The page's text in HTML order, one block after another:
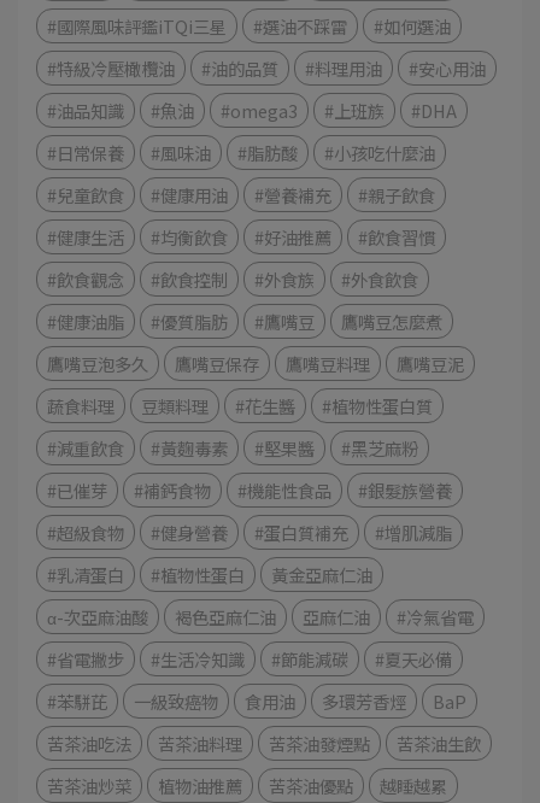
#國際風味評鑑iTQi三星
#選油不踩雷
#如何選油
#特級冷壓橄欖油
#油的品質 #料理用油
#安心用油
#油品知識
#魚油 #omega3 #上班族
#DHA
#日常保養
#風味油 #脂肪酸
#小孩吃什麼油
#兒童飲食
#健康用油 #營養補充
#親子飲食
#健康生活
#均衡飲食 #好油推薦
#飲食習慣
#飲食觀念
#飲食控制 #外食族
#外食飲食
#健康油脂
#優質脂肪 #鷹嘴豆
鷹嘴豆怎麼煮
鷹嘴豆泡多久
鷹嘴豆保存 鷹嘴豆料理
鷹嘴豆泥
蔬食料理
豆類料理 #花生醬
#植物性蛋白質
#減重飲食
#黃麴毒素 #堅果醬
#黑芝麻粉
#已催芽
#補鈣食物 #機能性食品
#銀髮族營養
#超級食物
#健身營養 #蛋白質補充
#增肌減脂
#乳清蛋白
#植物性蛋白
黃金亞麻仁油
α-次亞麻油酸
褐色亞麻仁油 亞麻仁油
#冷氣省電
#省電撇步
#生活冷知識 #節能減碳
#夏天必備
#苯駢芘
一級致癌物 食用油 多環芳香烴
BaP
苦茶油吃法
苦茶油料理 苦茶油發煙點
苦茶油生飲
苦茶油炒菜
植物油推薦 苦茶油優點
越睡越累